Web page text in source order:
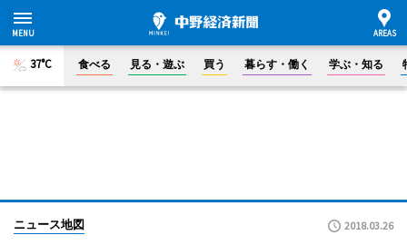
37°C 食べる 見る・遊ぶ 買う 暮らす・働く 学ぶ・知る
ニュース地図 2018.03.26